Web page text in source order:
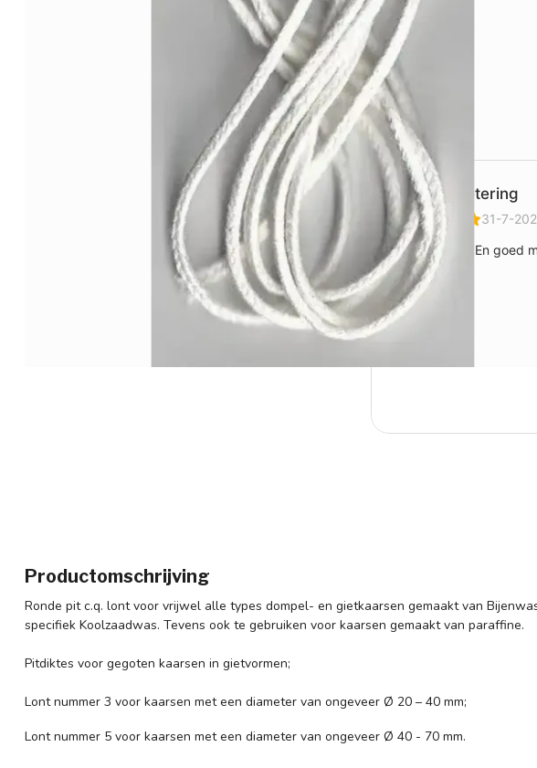
Productomschrijving
Ronde pit c.q. lont voor vrijwel alle types dompel- en gietkaarsen gemaakt van
specifiek Koolzaadwas. Tevens ook te gebruiken voor kaarsen gemaakt van paraffine.
Pitdiktes voor gegoten kaarsen in gietvormen;
Lont nummer 3 voor kaarsen met een diameter van ongeveer Ø 20 – 40 mm;
Lont nummer 5 voor kaarsen met een diameter van ongeveer Ø 40 - 70 mm.